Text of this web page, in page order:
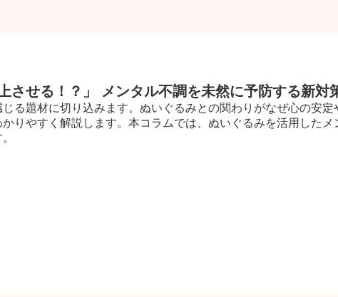
させる！？」 メンタル不調を未然に予防する新対
る題材に切り込みます。ぬいぐるみとの関わりがなぜ心の安
りやすく解説します。本コラムでは、ぬいぐるみを活用した